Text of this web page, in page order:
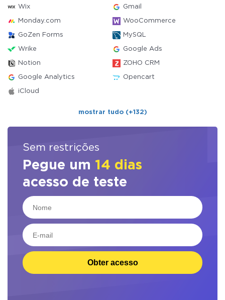
Wix Gmail
Monday.com WooCommerce
GoZen Forms MySQL
Wrike Google Ads
Notion ZOHO CRM
Google Analytics Opencart
iCloud
mostrar tudo (+132)
Sem restrições
Pegue um 14 dias
acesso de teste
Obter acesso